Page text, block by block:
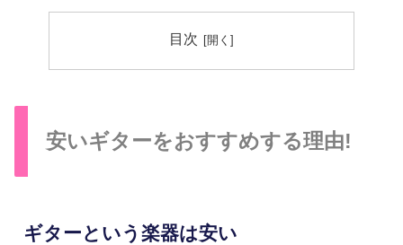
目次
安いギターをおすすめする理由!
ギターという楽器は安い